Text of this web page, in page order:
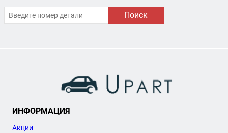
Поиск
ИНФОРМАЦИЯ
Акции